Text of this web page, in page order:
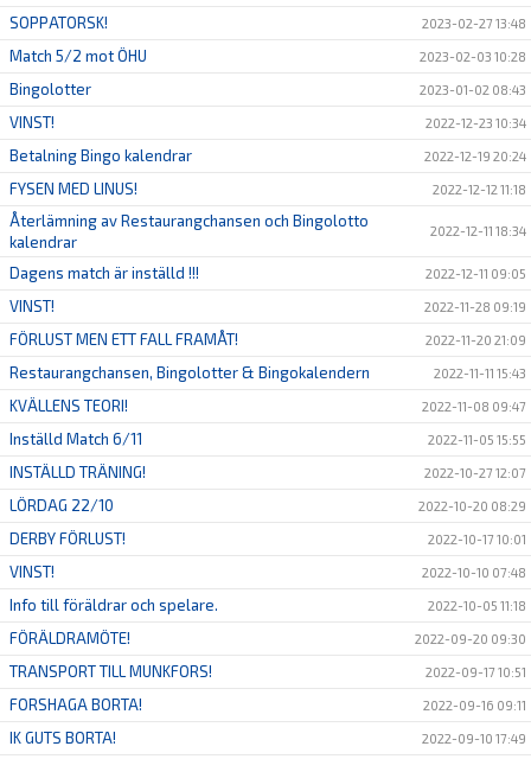
SOPPATORSK! 2023-02-27 13:48
Match 5/2 mot ÖHU 2023-02-03 10:28
Bingolotter 2023-01-02 08:43
VINST! 2022-12-23 10:34
Betalning Bingo kalendrar 2022-12-19 20:24
FYSEN MED LINUS! 2022-12-12 11:18
Återlämning av Restaurangchansen och Bingolotto
kalendrar
2022-12-11 18:34
Dagens match är inställd !!! 2022-12-11 09:05
VINST! 2022-11-28 09:19
FÖRLUST MEN ETT FALL FRAMÅT! 2022-11-20 21:09
Restaurangchansen, Bingolotter & Bingokalendern 2022-11-11 15:43
KVÄLLENS TEORI! 2022-11-08 09:47
Inställd Match 6/11 2022-11-05 15:55
INSTÄLLD TRÄNING! 2022-10-27 12:07
LÖRDAG 22/10 2022-10-20 08:29
DERBY FÖRLUST! 2022-10-17 10:01
VINST! 2022-10-10 07:48
Info till föräldrar och spelare. 2022-10-05 11:18
FÖRÄLDRAMÖTE! 2022-09-20 09:30
TRANSPORT TILL MUNKFORS! 2022-09-17 10:51
FORSHAGA BORTA! 2022-09-16 09:11
IK GUTS BORTA! 2022-09-10 17:49